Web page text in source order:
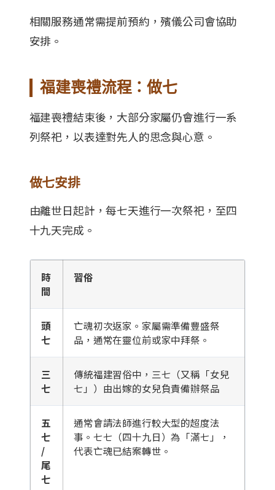
相關服務通常需提前預約，殯儀公司會協助
安排。
福建喪禮流程：做七
福建喪禮結束後，大部分家屬仍會進行一系
列祭祀，以表達對先人的思念與心意。
做七安排
由離世日起計，每七天進行一次祭祀，至四
十九天完成。
時
間
習俗
頭
七
亡魂初次返家。家屬需準備豐盛祭
品，通常在靈位前或家中拜祭。
三
七
傳統福建習俗中，三七（又稱「女兒
七」）由出嫁的女兒負責備辦祭品
五
七
/
尾
七
通常會請法師進行較大型的超度法
事。七七（四十九日）為「滿七」，
代表亡魂已結案轉世。